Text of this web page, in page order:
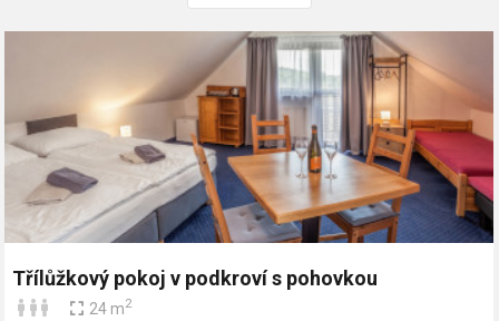
Třílůžkový pokoj v podkroví s pohovkou
24 m2